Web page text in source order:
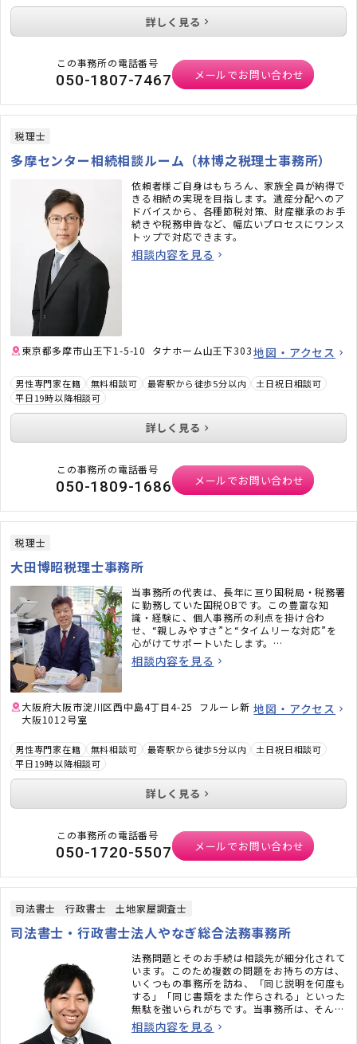
詳しく見る
この事務所の電話番号
050-1807-7467 メールでお問い合わせ
税理士
多摩センター相続相談ルーム（林博之税理士事務所）
依頼者様ご自身はもちろん、家族全員が納得で
きる相続の実現を目指します。遺産分配へのア
ドバイスから、各種節税対策、財産継承のお手
続きや税務申告など、幅広いプロセスにワンス
トップで対応できます。
相談内容を見る
東京都多摩市山王下1-5-10 タナホーム山王下303地図・アクセス
男性専門家在籍 無料相談可 最寄駅から徒歩5分以内
土日祝日相談可
平日19時以降相談可
詳しく見る
この事務所の電話番号
050-1809-1686 メールでお問い合わせ
税理士
大田博昭税理士事務所
当事務所の代表は、長年に亘り国税局・税務署
に勤務していた国税OBです。この豊富な知
識・経験に、個人事務所の利点を掛け合わ
せ、“親しみやすさ”と“タイムリーな対応”を
心がけてサポートいたします。
お客様の成長と喜びは、私たちの喜びでもあり
ます。国税OBとの横の繋がりも強みの一つで
相談内容を見る
大阪府大阪市淀川区西中島4丁目4-25 フルーレ新
大阪1012号室
地図・アクセス
男性専門家在籍 無料相談可 最寄駅から徒歩5分以内
土日祝日相談可
平日19時以降相談可
詳しく見る
この事務所の電話番号
050-1720-5507 メールでお問い合わせ
司法書士 行政書士 土地家屋調査士
司法書士・行政書士法人やなぎ総合法務事務所
法務問題とそのお手続は相談先が細分化されて
います。このため複数の問題をお持ちの方は、
いくつもの事務所を訪ね、「同じ説明を何度も
する」「同じ書類をまた作らされる」といった
無駄を強いられがちです。当事務所は、そんな
無駄をなくし問題を総合的に治療する、『法務
の総合病院・総合相談窓口』を目ざして設立し
相談内容を見る